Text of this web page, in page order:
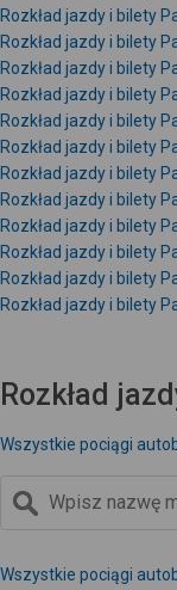
Rozkład jazdy i bilety
Rozkład jazdy i bilety
Rozkład jazdy i bilety
Rozkład jazdy i bilety
Rozkład jazdy i bilety
Rozkład jazdy i bilety
Rozkład jazdy i bilety
Rozkład jazdy i bilety
Rozkład jazdy i bilety
Rozkład jazdy i bilety
Rozkład jazdy i bilety
Rozkład jazdy i bilety
Rozkład
Wszystkie pociągi
Wszystkie pociągi